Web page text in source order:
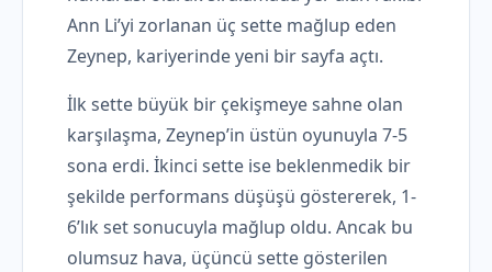
Ann Li’yi zorlanan üç sette mağlup eden
Zeynep, kariyerinde yeni bir sayfa açtı.
İlk sette büyük bir çekişmeye sahne olan
karşılaşma, Zeynep’in üstün oyunuyla 7-5
sona erdi. İkinci sette ise beklenmedik bir
şekilde performans düşüşü göstererek, 1-
6’lık set sonucuyla mağlup oldu. Ancak bu
olumsuz hava, üçüncü sette gösterilen